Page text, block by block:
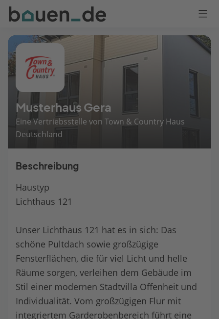
Bauen
Logo
Anmelden
Musterhaus Gera
Eine Vertriebsstelle von Town & Country Haus
Deutschland
Beschreibung
Haustyp
Lichthaus 121
Unser Lichthaus 121 hat es in sich: Das
schöne Pultdach sowie großzügige
Fensterflächen, die für viel Licht und helle
Räume sorgen, verleihen dem Gebäude im
Stil einer modernen Stadtvilla Offenheit und
Individualität. Vom großzügigen Flur mit
integriertem Garderobenbereich führt eine